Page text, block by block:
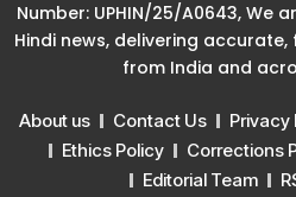
Number: UPHIN/25/A0643, We
Hindi news, delivering
from India and
About us Contact Us Privacy
Ethics Policy
Corrections
Editorial Team